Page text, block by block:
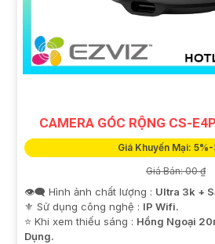
CAMERA GÓC RỘNG CS-
Giá Khuyến Mại:
Giá Bán: 00 ₫
👁️‍🗨 Hình ảnh chất lượng : Ultra 3k +
⚜️ Sử dụng công nghệ : IP Wifi.
⭐ Khi xem thiếu sáng : Hồng Ngoại
Dụng.